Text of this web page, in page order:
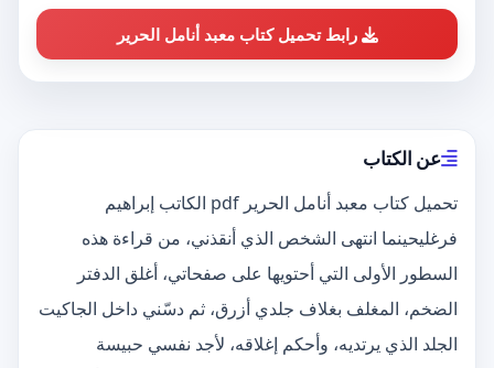
رابط تحميل كتاب معبد أنامل الحرير
عن الكتاب
تحميل كتاب معبد أنامل الحرير pdf الكاتب إبراهيم
فرغليحينما انتهى الشخص الذي أنقذني، من قراءة هذه
السطور الأولى التي أحتويها على صفحاتي، أغلق الدفتر
الضخم، المغلف بغلاف جلدي أزرق، ثم دسّني داخل الجاكيت
الجلد الذي يرتديه، وأحكم إغلاقه، لأجد نفسي حبيسة